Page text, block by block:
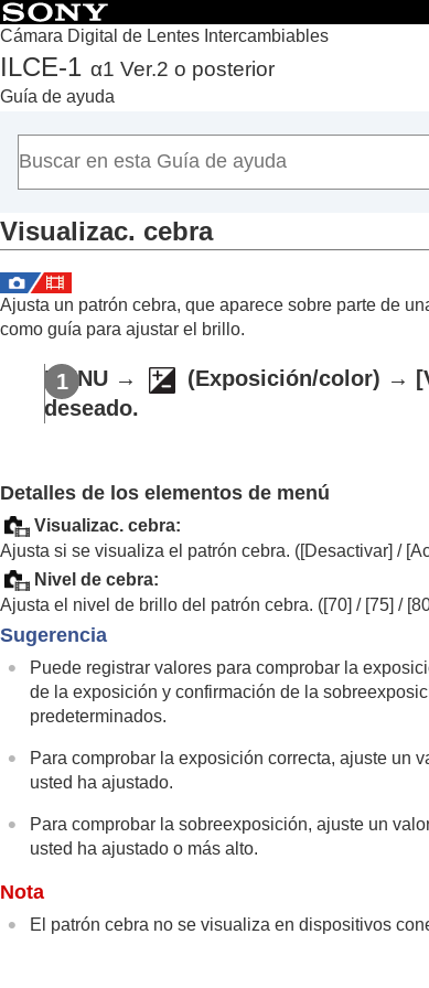
Cámara Digital de Lentes Intercambiables
ILCE-1 α1 Ver.2 o posterior
Guía de ayuda
Principio
Cómo utilizar la “Guía de ayuda”
Notas sobre la utilización de la cámara
Comprobación de la cámara y los elementos
Operaciones básicas
Búsqueda de funciones desde MENU
Utilización de las funciones de toma de imágenes
Selección de un modo de toma
Enfoque
Ajuste de los modos de
Compensar exp.
Visualización de histograma
Paso exposición
(imagen
Opt. gama diná.(imagen fija/
Modo medición
(imagen fija/
Punto med. punt.(imagen
AEL con obturad.
Auto obtur. lento
Selección de la sensibilidad ISO
Visualizac. cebra
Ajusta un patrón cebra, que aparece sobre parte de
como guía para ajustar el brillo.
MENU → (Exposición/color) →
deseado.
Detalles de los elementos de menú
Visualizac. cebra:
Ajusta si se visualiza el patrón cebra. ([Desactivar] /
Nivel de cebra:
Ajusta el nivel de brillo del patrón cebra. ([70] / [75] /
Sugerencia
Puede registrar valores para comprobar la
de la exposición y confirmación de la
predeterminados.
Para comprobar la exposición correcta, ajuste un
usted ha ajustado.
Para comprobar la sobreexposición, ajuste un
usted ha ajustado o más alto.
Nota
El patrón cebra no se visualiza en dispositivos